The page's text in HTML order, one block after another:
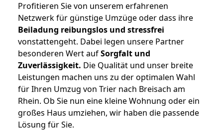
Profitieren Sie von unserem erfahrenen
Netzwerk für günstige Umzüge oder dass ihre
Beiladung reibungslos und stressfrei
vonstattengeht. Dabei legen unsere Partner
besonderen Wert aufSorgfalt und
Zuverlässigkeit. Die Qualität und unser breite
Leistungen machen uns zu der optimalen Wahl
für Ihren Umzug von Trier nach Breisach am
Rhein. Ob Sie nun eine kleine Wohnung oder ein
großes Haus umziehen, wir haben die passende
Lösung für Sie.